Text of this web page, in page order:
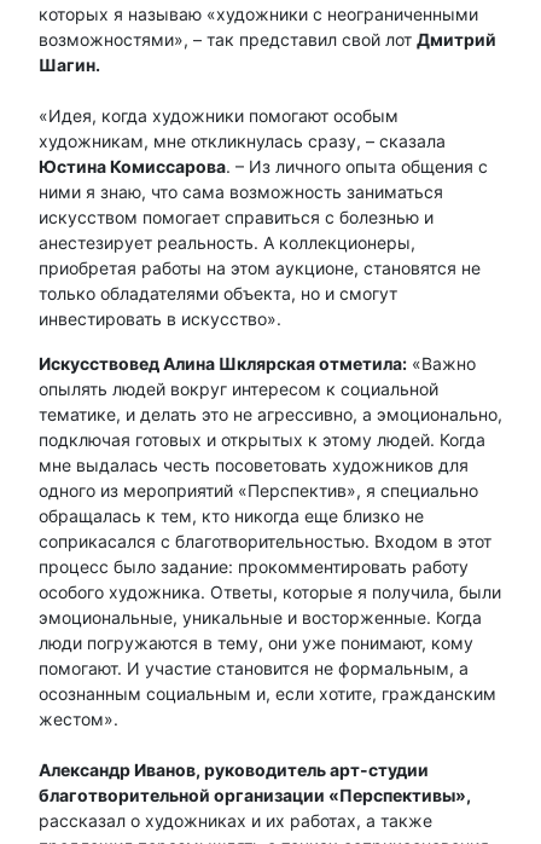
которых я называю «художники с неограниченными
возможностями», – так представил свой лот Дмитрий
Шагин.
«Идея, когда художники помогают особым
художникам, мне откликнулась сразу, – сказала
Юстина Комиссарова. – Из личного опыта общения с
ними я знаю, что сама возможность заниматься
искусством помогает справиться с болезнью и
анестезирует реальность. А коллекционеры,
приобретая работы на этом аукционе, становятся не
только обладателями объекта, но и смогут
инвестировать в искусство».
Искусствовед Алина Шклярская отметила: «Важно
опылять людей вокруг интересом к социальной
тематике, и делать это не агрессивно, а эмоционально,
подключая готовых и открытых к этому людей. Когда
мне выдалась честь посоветовать художников для
одного из мероприятий «Перспектив», я специально
обращалась к тем, кто никогда еще близко не
соприкасался с благотворительностью. Входом в этот
процесс было задание: прокомментировать работу
особого художника. Ответы, которые я получила, были
эмоциональные, уникальные и восторженные. Когда
люди погружаются в тему, они уже понимают, кому
помогают. И участие становится не формальным, а
осознанным социальным и, если хотите, гражданским
жестом».
Александр Иванов, руководитель арт-студии
благотворительной организации «Перспективы»,
рассказал о художниках и их работах, а также